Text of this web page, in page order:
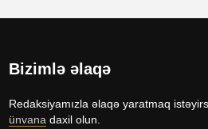
Bizimlə əlaqə
Redaksiyamızla əlaqə yaratmaq
ünvana daxil olun.